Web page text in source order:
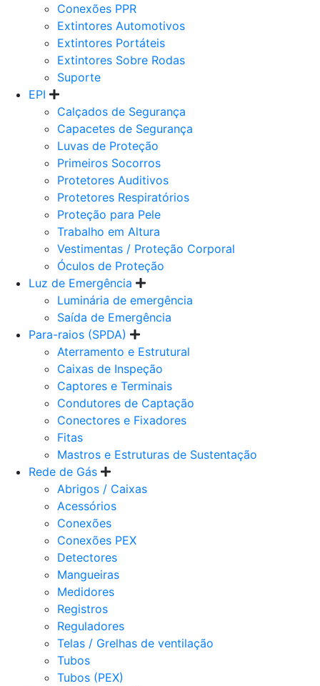
Conexões PPR
Extintores Automotivos
Extintores Portáteis
Extintores Sobre Rodas
Suporte
EPI
Calçados de Segurança
Capacetes de Segurança
Luvas de Proteção
Primeiros Socorros
Protetores Auditivos
Protetores Respiratórios
Proteção para Pele
Trabalho em Altura
Vestimentas / Proteção Corporal
Óculos de Proteção
Luz de Emergência
Luminária de emergência
Saída de Emergência
Para-raios (SPDA)
Aterramento e Estrutural
Caixas de Inspeção
Captores e Terminais
Condutores de Captação
Conectores e Fixadores
Fitas
Mastros e Estruturas de Sustentação
Rede de Gás
Abrigos / Caixas
Acessórios
Conexões
Conexões PEX
Detectores
Mangueiras
Medidores
Registros
Reguladores
Telas / Grelhas de ventilação
Tubos
Tubos (PEX)